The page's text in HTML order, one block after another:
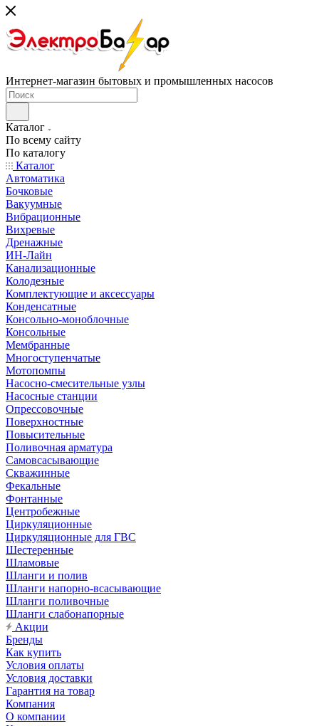
Интернет-магазин бытовых и промышленных насосов
Каталог
По всему сайту
По каталогу
Каталог
Автоматика
Бочковые
Вакуумные
Вибрационные
Вихревые
Дренажные
ИН-Лайн
Канализационные
Колодезные
Комплектующие и аксессуары
Конденсатные
Консольно-моноблочные
Консольные
Мембранные
Многоступенчатые
Мотопомпы
Насосно-смесительные узлы
Насосные станции
Опрессовочные
Поверхностные
Повысительные
Поливочная арматура
Самовсасывающие
Скважинные
Фекальные
Фонтанные
Центробежные
Циркуляционные
Циркуляционные для ГВС
Шестеренные
Шламовые
Шланги и полив
Шланги напорно-всасывающие
Шланги поливочные
Шланги слабонапорные
Акции
Бренды
Как купить
Условия оплаты
Условия доставки
Гарантия на товар
Компания
О компании